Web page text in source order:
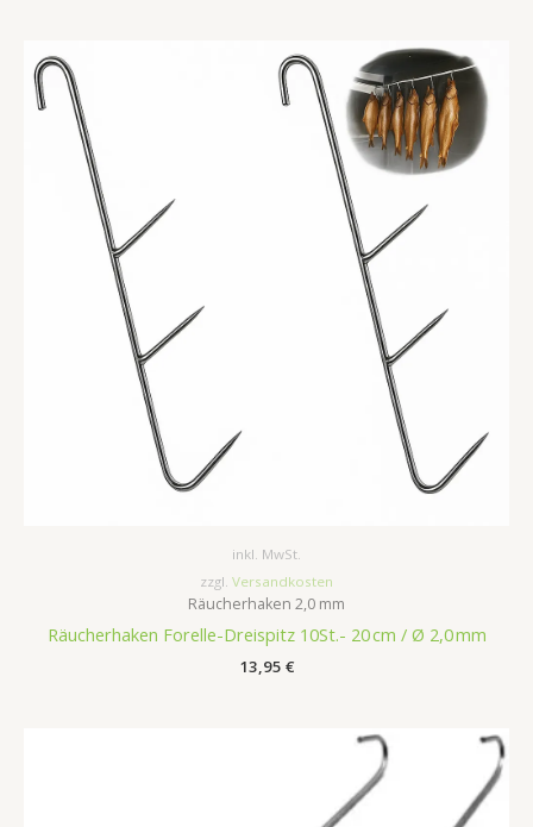
inkl. MwSt.
zzgl. Versandkosten
Räucherhaken 2,0 mm
Räucherhaken Forelle-Dreispitz 10St.- 20 cm / Ø 2,0 mm
13,95 €